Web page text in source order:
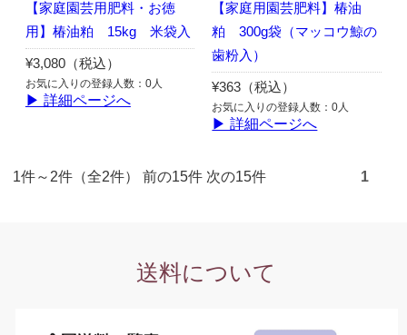
【家庭園芸用肥料・お徳
用】椿油粕 15kg 米袋入
¥3,080（税込）
お気に入りの登録人数：0人
▶ 詳細ページへ
【家庭用園芸肥料】椿油
粕 300g袋（マッコウ鯨の
歯粉入）
¥363（税込）
お気に入りの登録人数：0人
▶ 詳細ページへ
1件～2件（全2件） 前の15件 次の15件 1
送料について